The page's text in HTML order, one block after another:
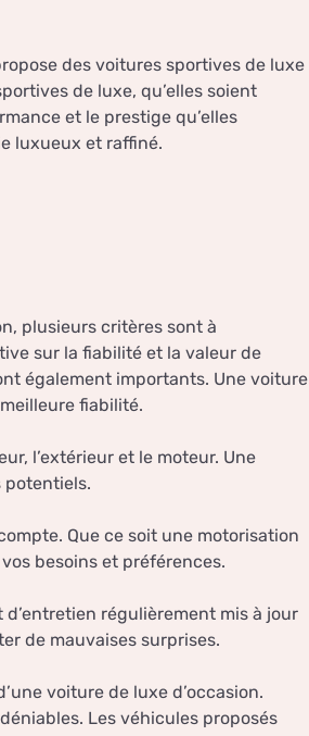
des voitures sportives de luxe
de luxe, qu’elles soient
et le prestige qu’elles
luxueux et raffiné.
plusieurs critères sont à
sur la fiabilité et la valeur de
également importants. Une voiture
fiabilité.
l’extérieur et le moteur. Une
potentiels.
Que ce soit une motorisation
besoins et préférences.
régulièrement mis à jour
de mauvaises surprises.
voiture de luxe d’occasion.
Les véhicules proposés